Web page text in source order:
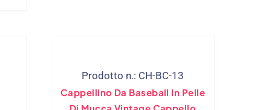
Prodotto n.: CH-BC-13
Cappellino Da Baseball In Pelle